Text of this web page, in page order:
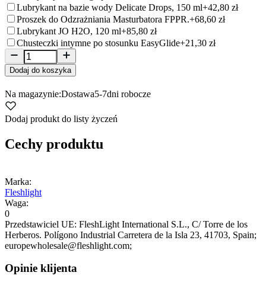
Lubrykant na bazie wody Delicate Drops, 150 ml+42,80 zł
Proszek do Odzrażniania Masturbatora FPPR.+68,60 zł
Lubrykant JO H2O, 120 ml+85,80 zł
Chusteczki intymne po stosunku EasyGlide+21,30 zł
Dodaj do koszyka
Na magazynie:Dostawa5-7dni robocze
Dodaj produkt do listy życzeń
Cechy produktu
Marka:
Fleshlight
Waga:
0
Przedstawiciel UE: FleshLight International S.L., C/ Torre de los
Herberos. Polígono Industrial Carretera de la Isla 23, 41703, Spain;
europewholesale@fleshlight.com;
Opinie klijenta